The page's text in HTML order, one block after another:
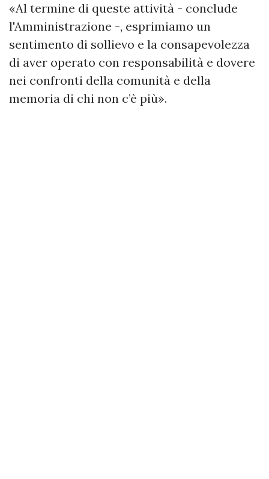
«Al termine di queste attività - conclude
l'Amministrazione -, esprimiamo un
sentimento di sollievo e la consapevolezza
di aver operato con responsabilità e dovere
nei confronti della comunità e della
memoria di chi non c’è più».